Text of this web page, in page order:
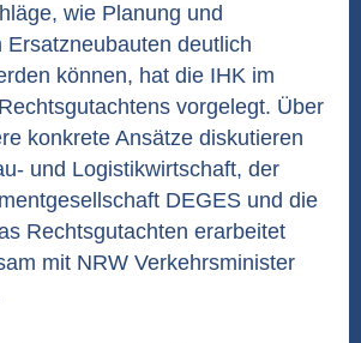
wie Planung und
Ersatzneubauten deutlich
können, hat die IHK im
vorgelegt. Über
konkrete Ansätze diskutieren
und Logistikwirtschaft, der
DEGES und die
Rechtsgutachten erarbeitet
mit NRW Verkehrsminister